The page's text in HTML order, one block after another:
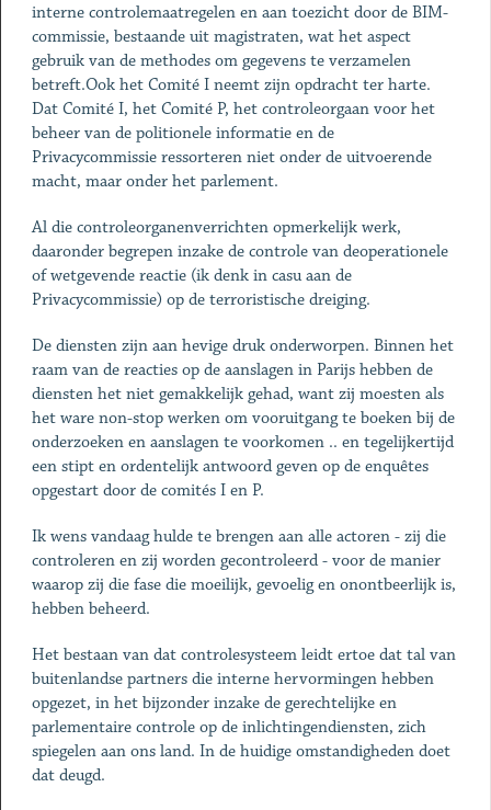
interne controlemaatregelen en aan toezicht door de BIM-
commissie, bestaande uit magistraten, wat het aspect
gebruik van de methodes om gegevens te verzamelen
betreft.Ook het Comité I neemt zijn opdracht ter harte.
Dat Comité I, het Comité P, het controleorgaan voor het
beheer van de politionele informatie en de
Privacycommissie ressorteren niet onder de uitvoerende
macht, maar onder het parlement.
Al die controleorganenverrichten opmerkelijk werk,
daaronder begrepen inzake de controle van deoperationele
of wetgevende reactie (ik denk in casu aan de
Privacycommissie) op de terroristische dreiging.
De diensten zijn aan hevige druk onderworpen. Binnen het
raam van de reacties op de aanslagen in Parijs hebben de
diensten het niet gemakkelijk gehad, want zij moesten als
het ware non-stop werken om vooruitgang te boeken bij de
onderzoeken en aanslagen te voorkomen .. en tegelijkertijd
een stipt en ordentelijk antwoord geven op de enquêtes
opgestart door de comités I en P.
Ik wens vandaag hulde te brengen aan alle actoren - zij die
controleren en zij worden gecontroleerd - voor de manier
waarop zij die fase die moeilijk, gevoelig en onontbeerlijk is,
hebben beheerd.
Het bestaan van dat controlesysteem leidt ertoe dat tal van
buitenlandse partners die interne hervormingen hebben
opgezet, in het bijzonder inzake de gerechtelijke en
parlementaire controle op de inlichtingendiensten, zich
spiegelen aan ons land. In de huidige omstandigheden doet
dat deugd.